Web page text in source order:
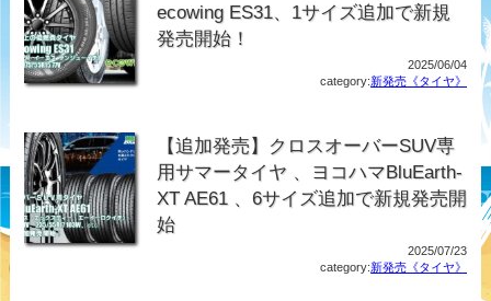
ecowing ES31、1サイズ追加で新規
発売開始！
2025/06/04
category:新発売《タイヤ》
【追加発売】クロスオーバーSUV専
用サマータイヤ 、ヨコハマBluEarth-
XT AE61 、6サイズ追加で新規発売開
始
2025/07/23
category:新発売《タイヤ》